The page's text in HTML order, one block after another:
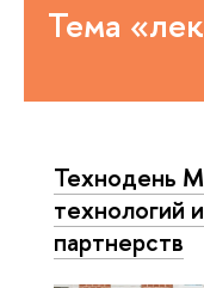
Тема
Технодень
технологий
партнерств